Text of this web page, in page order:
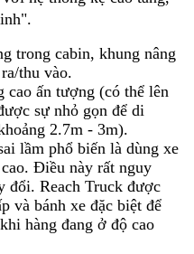
trong cabin, khung nâng
thu vào.
cao ấn tượng (có thể lên
sự nhỏ gọn để di
2.7m - 3m).
lầm phổ biến là dùng xe
Điều này rất nguy
đổi. Reach Truck được
và bánh xe đặc biệt để
hàng đang ở độ cao